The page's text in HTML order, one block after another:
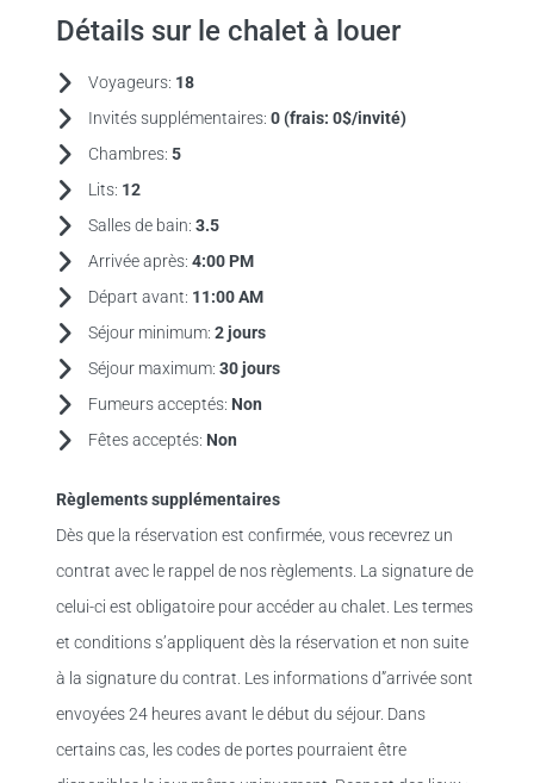
Détails sur le chalet à louer
Voyageurs: 18
Invités supplémentaires: 0 (frais: 0$/invité)
Chambres: 5
Lits: 12
Salles de bain: 3.5
Arrivée après: 4:00 PM
Départ avant: 11:00 AM
Séjour minimum: 2 jours
Séjour maximum: 30 jours
Fumeurs acceptés: Non
Fêtes acceptés: Non
Règlements supplémentaires
Dès que la réservation est confirmée, vous recevrez un
contrat avec le rappel de nos règlements. La signature de
celui-ci est obligatoire pour accéder au chalet. Les termes
et conditions s’appliquent dès la réservation et non suite
à la signature du contrat. Les informations d”arrivée sont
envoyées 24 heures avant le début du séjour. Dans
certains cas, les codes de portes pourraient être